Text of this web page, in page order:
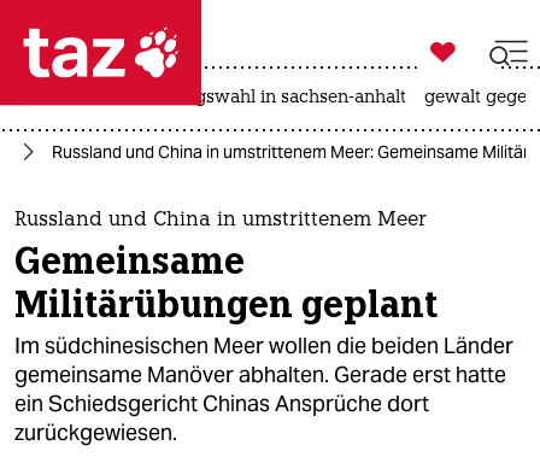
 taz zahl ich
taz zahl ich
themen
politik
öko
gesellschaft
kultur

taz zahl ich
landtagswahl in sachsen-anhalt gewalt
Russland und China in umstrittenem Meer: Gemeinsame
Russland und China in umstrittenem Meer
Gemeinsame
Militärübungen geplant
Im südchinesischen Meer wollen die beiden Länder
gemeinsame Manöver abhalten. Gerade erst hatte
ein Schiedsgericht Chinas Ansprüche dort
zurückgewiesen.